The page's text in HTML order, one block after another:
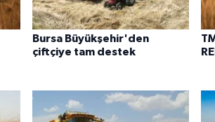
Bursa Büyükşehir'den
çiftçiye tam destek